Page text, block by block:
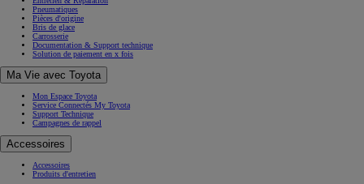
Pneumatiques
Pièces d'origine
Bris de glace
Carrosserie
Documentation & Support technique
Solution de paiement en x fois
Ma Vie avec Toyota
Mon Espace Toyota
Service Connectés My Toyota
Support Technique
Campagnes de rappel
Accessoires
Accessoires
Produits d'entretien